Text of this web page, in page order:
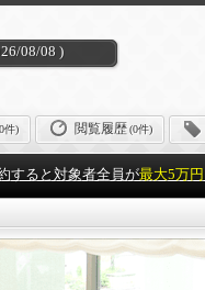
08/08 )
0件) 閲覧履歴(0件)
すると対象者全員が最大5万円